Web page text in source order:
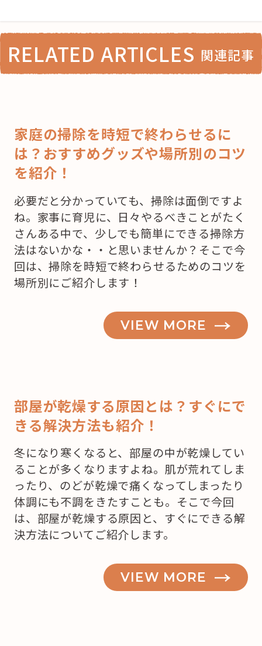
RELATED ARTICLES 関連記事
家庭の掃除を時短で終わらせるに
は？おすすめグッズや場所別のコツ
を紹介！
必要だと分かっていても、掃除は面倒ですよ
ね。家事に育児に、日々やるべきことがたく
さんある中で、少しでも簡単にできる掃除方
法はないかな・・と思いませんか？そこで今
回は、掃除を時短で終わらせるためのコツを
場所別にご紹介します！
VIEW MORE
部屋が乾燥する原因とは？すぐにで
きる解決方法も紹介！
冬になり寒くなると、部屋の中が乾燥してい
ることが多くなりますよね。肌が荒れてしま
ったり、のどが乾燥で痛くなってしまったり
体調にも不調をきたすことも。そこで今回
は、部屋が乾燥する原因と、すぐにできる解
決方法についてご紹介します。
VIEW MORE